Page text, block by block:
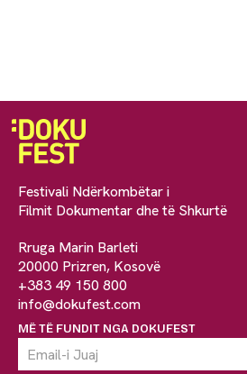
Festivali Ndërkombëtar i
Filmit Dokumentar dhe të Shkurtë
Rruga Marin Barleti
20000 Prizren, Kosovë
+383 49 150 800
info@dokufest.com
MË TË FUNDIT NGA DOKUFEST